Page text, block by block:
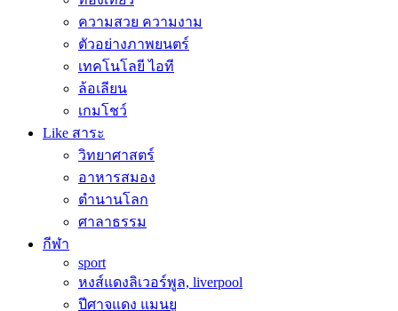
ความสวย ความงาม
ตัวอย่างภาพยนตร์
เทคโนโลยี ไอที
ล้อเลียน
เกมโชว์
Like สาระ
วิทยาศาสตร์
อาหารสมอง
ตำนานโลก
ศาลาธรรม
กีฬา
sport
หงส์แดงลิเวอร์พูล, liverpool
ปีศาจแดง แมนยู